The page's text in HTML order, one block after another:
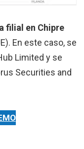
filial en Chipre
En este caso, se
Limited y se
Securities and